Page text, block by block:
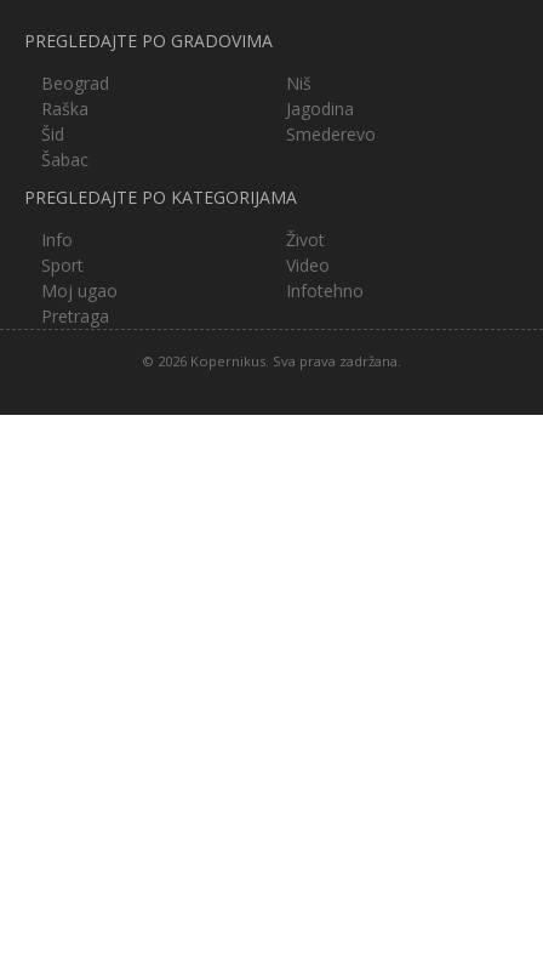
PREGLEDAJTE PO GRADOVIMA
Beograd
Niš
Raška
Jagodina
Šid
Smederevo
Šabac
PREGLEDAJTE PO KATEGORIJAMA
Info
Život
Sport
Video
Moj ugao
Infotehno
Pretraga
© 2026 Kopernikus. Sva prava zadržana.